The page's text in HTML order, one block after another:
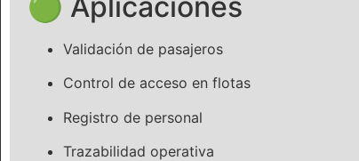
Validación de pasajeros
Control de acceso en flotas
Registro de personal
Trazabilidad operativa